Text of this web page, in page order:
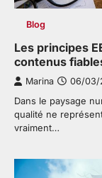
Blog
Les principes
contenus
Marina 06/03/
Dans le paysage
qualité ne
vraiment…